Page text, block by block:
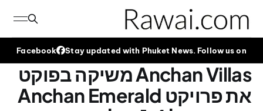
Stay updated with Phuket News. Follow us on
Facebook
Anchan Villas משיקה בפוקט
את פרויקט Anchan Emerald